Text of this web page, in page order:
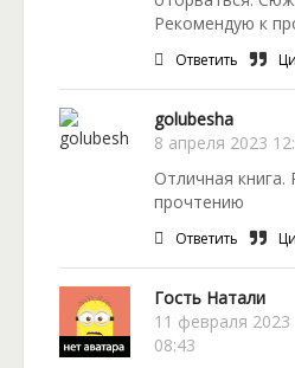
Рекомендую к
Ответить
golubesha
8 апреля 2023
Отличная
прочтению
Ответить
Гость Натали
11 февраля 2023
08:43